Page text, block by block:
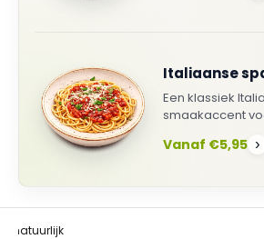
Italiaanse
Een klassiek
smaakaccent
Vanaf €5,95 ›
natuurlijk